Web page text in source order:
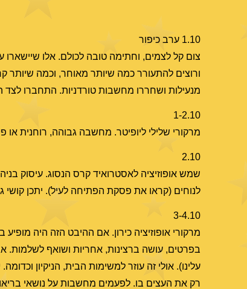
1.10 ערב כיפור
צום קל לצמים, וחתימה טובה לכולם. אלו
ורוצים להתעורר כמה שיותר מאוחר, וכמה שיותר
מנעילות ושחררו מחשבות טורדניות. התחברו לצד
1-2.10
מרקורי שלילי ליופיטר. מחשבה גבוהה, רוחנית או
2.10
שמש אופוזיציה לאסטרואיד קרס הנסוג. עיסוק
לנוחים (קראו את פסקת הפתיחה לעיל). יתכן קושי
3-4.10
מרקורי אופוזיציה כירון. אם ההיבט הזה היה
בפרטים, עושה ברצינות, אחריות ושואף
עלינו). אולי זה עוזר למשימות הבית, הניקיון
רק את העצים בו. לפעמים מחשבות על נושאי